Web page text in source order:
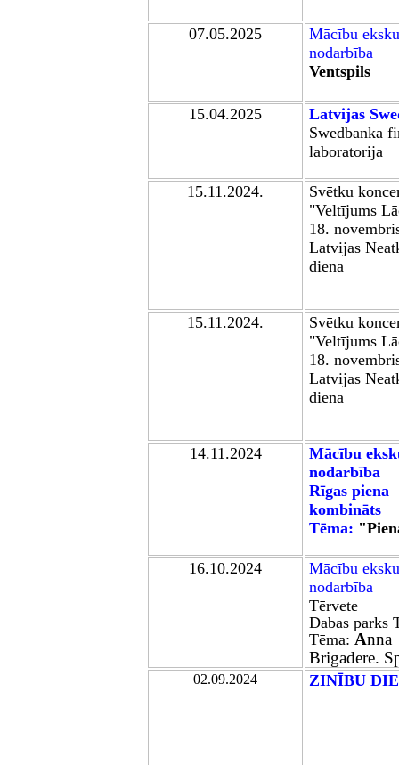
07.05.2025 Mācību
nodarbība
Ventspils
15.04.2025 Latvijas
Swedbanka
laboratorija
15.11.2024. Svētku
"Veltījums
18.
Latvijas
diena
15.11.2024. Svētku
"Veltījums
18.
Latvijas
diena
14.11.2024
Mācību
nodarbība
Rīgas piena
kombināts
Tēma:
16.10.2024
Mācību
nodarbība
Tērvete
Dabas parks
Tēma: Anna
Brigadere.
02.09.2024 ZINĪBU